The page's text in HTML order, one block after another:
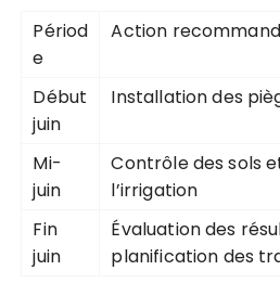
Périod
e
Action
Début
juin
Installation des
Mi-
juin
Contrôle des sols
l’irrigation
Fin
juin
Évaluation des
planification des